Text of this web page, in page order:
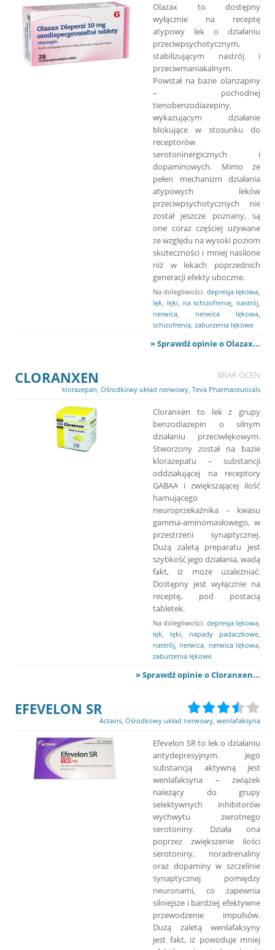
Olazax to dostępny
wyłącznie na receptę
atypowy lek o działaniu
przeciwpsychotycznym,
stabilizującym nastrój i
przeciwmaniakalnym.
Powstał na bazie olanzapiny
– pochodnej
tienobenzodiazepiny,
wykazującym działanie
blokujące w stosunku do
receptorów
serotoninergicznych i
dopaminowych. Mimo że
pełen mechanizm działania
atypowych leków
przeciwpsychotycznych nie
został jeszcze poznany, są
one coraz częściej używane
ze względu na wysoki poziom
skuteczności i mniej nasilone
niż w lekach poprzednich
generacji efekty uboczne.
Na dolegliwości: depresja lękowa
lęk lęki na schizofrenię nastrój
nerwica
nerwica lękowa
schizofrenia zaburzenia lękowe
» Sprawdź opinie o Olazax...
CLORANXEN BRAK OCEN
klorazepan Ośrodkowy układ nerwowy Teva Pharmaceuticals
Cloranxen to lek z grupy
benzodiazepin o silnym
działaniu przeciwlękowym.
Stworzony został na bazie
klorazepatu – substancji
oddziałującej na receptory
GABAA i zwiększającej ilość
hamującego
neuroprzekaźnika – kwasu
gamma-aminomasłowego, w
przestrzeni synaptycznej.
Dużą zaletą preparatu jest
szybkość jego działania, wadą
fakt, iż może uzależniać.
Dostępny jest wyłącznie na
receptę, pod postacią
tabletek.
Na dolegliwości: depresja lękowa
lęk
lęki napady padaczkowe
nastrój nerwica nerwica lękowa
zaburzenia lękowe
» Sprawdź opinie o Cloranxen...
EFEVELON SR
Actavis Ośrodkowy układ nerwowy wenlafaksyna
Efevelon SR to lek o działaniu
antydepresyjnym. Jego
substancją aktywną jest
wenlafaksyna – związek
należący do grupy
selektywnych inhibitorów
wychwytu zwrotnego
serotoniny. Działa ona
poprzez zwiększenie ilości
serotoniny, noradrenaliny
oraz dopaminy w szczelinie
synaptycznej pomiędzy
neuronami, co zapewnia
silniejsze i bardziej efektywne
przewodzenie impulsów.
Dużą zaletą wenlafaksyny
jest fakt, iż powoduje mniej